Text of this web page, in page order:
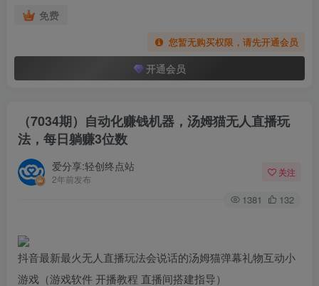
免费
您暂无购买权限，请先开通会员
开通会员
（7034期）自动化赚钱机器，汤姆猫无人直播玩
法，每日躺赚3位数
爱分享:轻创终点站
2年前发布
关注
1381 132
抖音最新最火无人直播玩法会说话的汤姆猫弹幕礼物互动小
游戏（游戏软件 开播教程 直播间搭建指导）